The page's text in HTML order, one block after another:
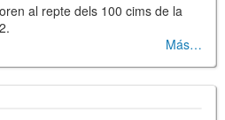
al repte dels 100 cims de la
Más